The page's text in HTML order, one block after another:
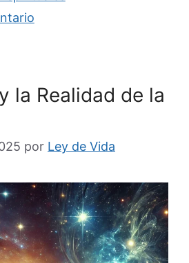
la Realidad de la
por Ley de Vida